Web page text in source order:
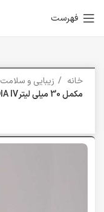
فهرست
خانه زیبایی و سلامت
مکمل 30 میلی لیترDIA IV ام بی کی